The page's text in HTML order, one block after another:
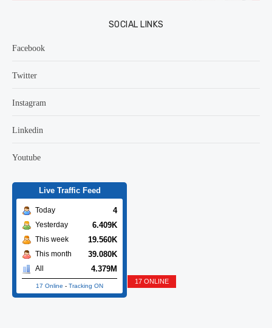
SOCIAL LINKS
Facebook
Twitter
Instagram
Linkedin
Youtube
Live Traffic Feed
Today 4
Yesterday 6.409K
This week 19.560K
This month 39.080K
All 4.379M
17 Online - Tracking ON
17 ONLINE